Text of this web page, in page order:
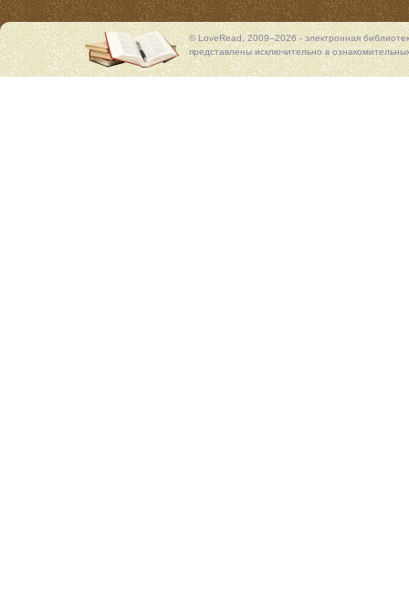
© LoveRead, 2009–2026 - электронная
представлены исключительно в